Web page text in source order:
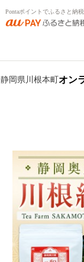
Pontaポイントでふるさと納税
静岡県川根本町 オン